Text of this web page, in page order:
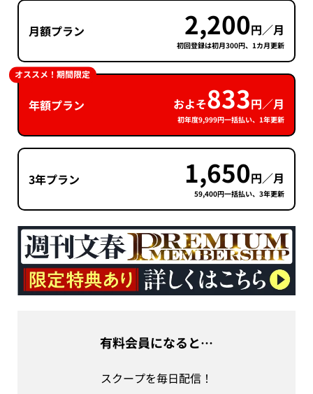
月額プラン 2,200円／月
初回登録は初月300円、1カ月更新
年額プラン およそ833円／月
初年度9,999円一括払い、1年更新
オススメ！期間限定
3年プラン 1,650円／月
59,400円一括払い、3年更新
有料会員になると…
スクープを毎日配信！